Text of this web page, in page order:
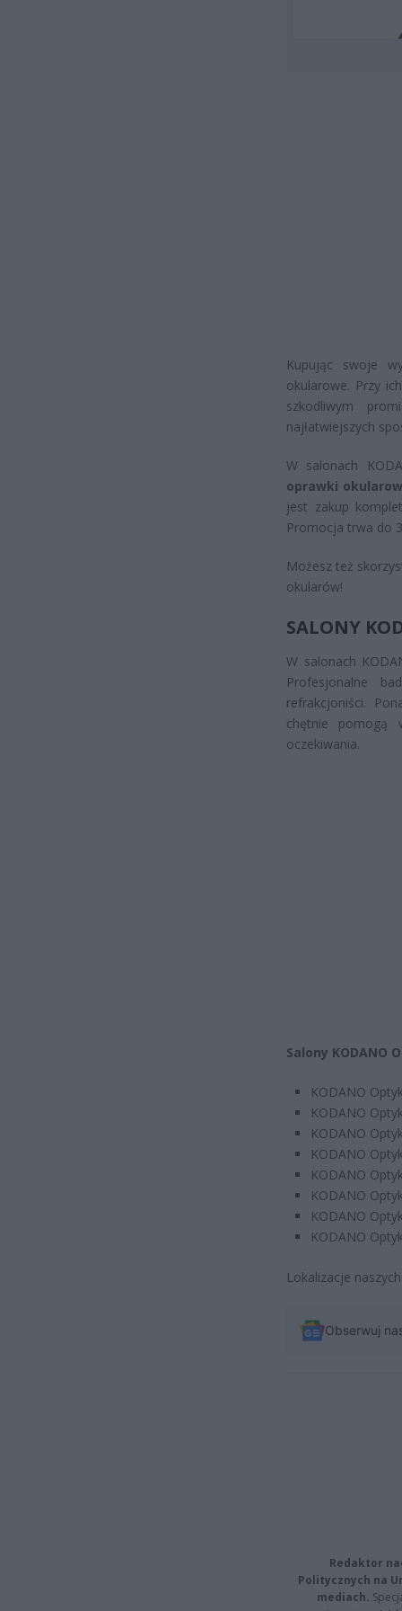
Kupując swoje
okularowe. Przy
szkodliwym
najłatwiejszych
W salonach
oprawki
jest zakup
Promocja trwa do
Możesz też
okularów!
SALONY
W salonach
Profesjonalne
refrakcjoniści.
chętnie pomogą
oczekiwania.
Salony KODANO
KODANO
KODANO
KODANO
KODANO
KODANO
KODANO
KODANO
KODANO
Lokalizacje
Obserwuj
Redaktor
Politycznych na
mediach.